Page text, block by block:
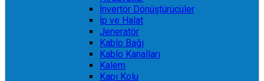
İnvertör Dönüştürücüler
İp ve Halat
Jeneratör
Kablo Bağı
Kablo Kanalları
Kalem
Kapı Kolu